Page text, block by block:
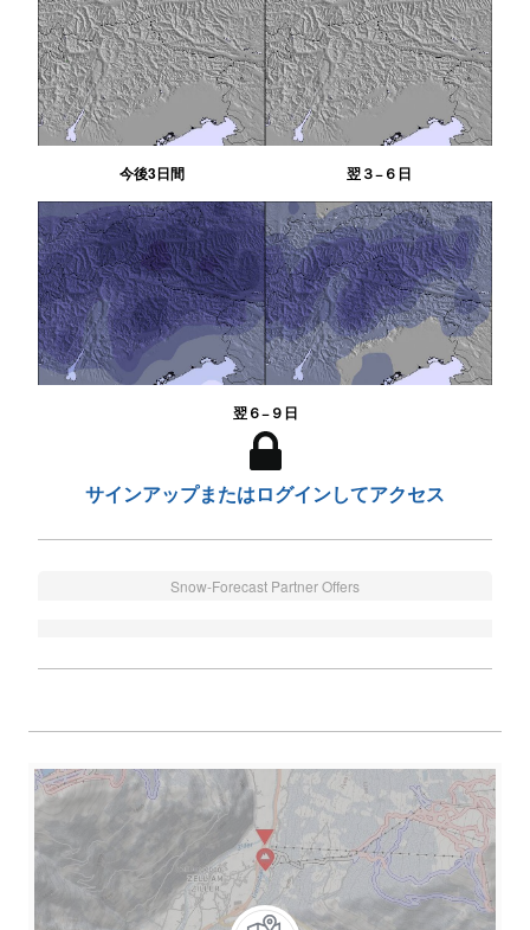
今後3日間 翌３−６日
翌６−９日
サインアップまたはログインしてアクセス
Snow-Forecast Partner Offers